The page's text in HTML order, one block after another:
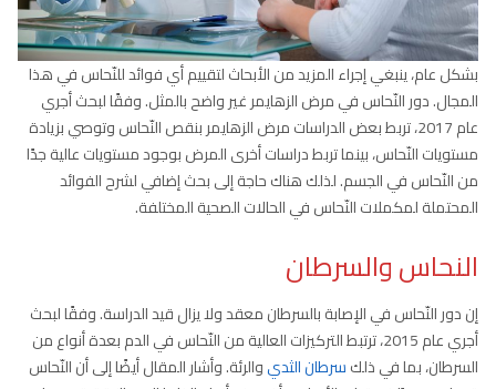
بشكل عام، ينبغي إجراء المزيد من الأبحاث لتقييم أي فوائد للنّحاس في هذا
المجال. دور النّحاس في مرض الزهايمر غير واضح بالمثل. وفقًا لبحث أجري
عام 2017، تربط بعض الدراسات مرض الزهايمر بنقص النّحاس وتوصي بزيادة
مستويات النّحاس، بينما تربط دراسات أخرى المرض بوجود مستويات عالية جدًا
من النّحاس في الجسم. لذلك هناك حاجة إلى بحث إضافي لشرح الفوائد
المحتملة لمكملات النّحاس في الحالات الصحية المختلفة.
النحاس والسرطان
إن دور النّحاس في الإصابة بالسرطان معقد ولا يزال قيد الدراسة. وفقًا لبحث
أجري عام 2015، ترتبط التركيزات العالية من النّحاس في الدم بعدة أنواع من
السرطان، بما في ذلكسرطان الثديوالرئة. وأشار المقال أيضًا إلى أن النّحاس